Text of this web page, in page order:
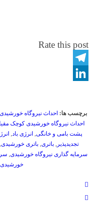
Rate this post
Telegram
برچسب ها: احداث نیروگاه خورشیدی
احداث نیروگاه خورشیدی کوچک
پشت بامی و خانگی, انرژی باد,
تجدیدپذیر ,باتری,باتری خورشیدی
سرمایه گذاری نیروگاه خورشیدی,
خورشیدی